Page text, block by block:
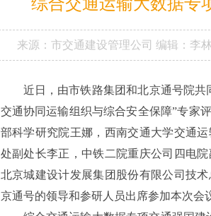
来源： 市交通建设管理公司 编辑：李
近日，由市铁路集团和北京通号院
交通协同运输组织与综合安全保障”专家
部科学研究院王娜，西南交通大学交通
处副处长李正，中铁二院重庆公司四电
北京城建设计发展集团股份有限公司技
京通号的领导和参研人员出席参加本次会